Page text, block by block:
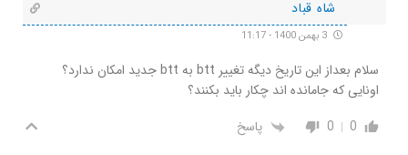
شاه قباد
سلام بعداز این تاریخ دیگە تغییر btt به btt جدید امکان ندارد؟
اونایی کە جاماندە اند چکار باید بکنند؟
0
0 پاسخ